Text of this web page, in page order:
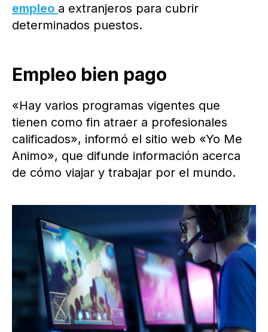
empleo a extranjeros para cubrir
determinados puestos.
Empleo bien pago
«Hay varios programas vigentes que
tienen como fin atraer a profesionales
calificados», informó el sitio web «Yo Me
Animo», que difunde información acerca
de cómo viajar y trabajar por el mundo.